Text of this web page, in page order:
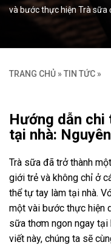
và bước thực hiện Trà
TRANG CHỦ » TIN TỨC »
Hướng dẫn
tại nhà:
Trà sữa đã trở thành
giới trẻ và không chỉ ở
thể tự tay làm tại nhà.
một vài bước thực hiện
sữa thơm ngon ngay tại
viết này, chúng ta sẽ